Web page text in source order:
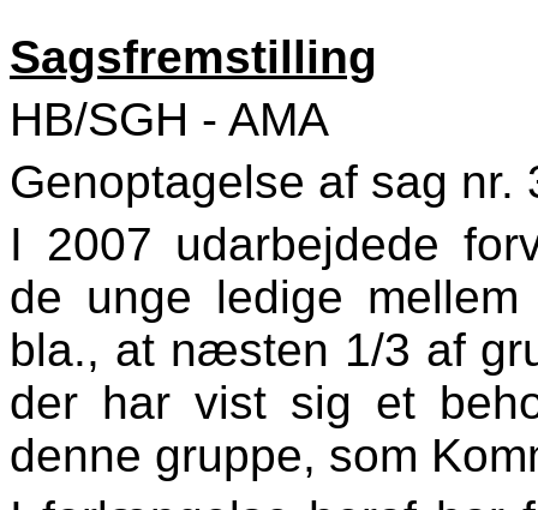
Sagsfremstilling
HB/SGH - AMA
Genoptagelse af sag
I 2007 udarbejdede
de unge ledige
bla., at næsten 1/3 af
der har vist sig et
denne gruppe, som